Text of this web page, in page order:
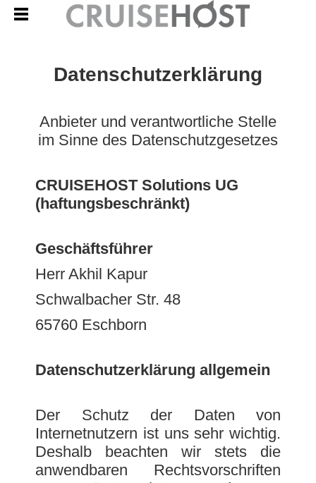
Datenschutzerklärung
Anbieter und verantwortliche Stelle
im Sinne des Datenschutzgesetzes
CRUISEHOST Solutions UG
(haftungsbeschränkt)
Geschäftsführer
Herr Akhil Kapur
Schwalbacher Str. 48
65760 Eschborn
Datenschutzerklärung allgemein
Der Schutz der Daten von
Internetnutzern ist uns sehr wichtig.
Deshalb beachten wir stets die
anwendbaren Rechtsvorschriften